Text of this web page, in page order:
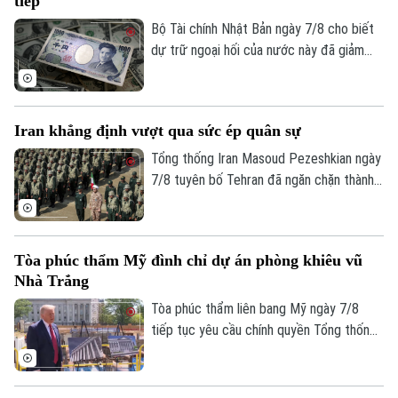
Tư vấn sức khỏe
Quần vợt
Golf
Tin tức
Sao
Điện ảnh
Thời trang
Âm nhạc
Đã phát sóng
chính phủ Pakistan.
Bộ Tài chính Nhật Bản ngày 7/8 cho biết
dự trữ ngoại hối của nước này đã giảm
Iran khẳng định vượt qua sức ép quân sự
Tổng thống Iran Masoud Pezeshkian ngày
7/8 tuyên bố Tehran đã ngăn chặn thành
trong bối cảnh xung đột giữa Iran với Mỹ
Tòa phúc thẩm Mỹ đình chỉ dự án phòng khiêu vũ
Nhà Trắng
Tòa phúc thẩm liên bang Mỹ ngày 7/8
tiếp tục yêu cầu chính quyền Tổng thống